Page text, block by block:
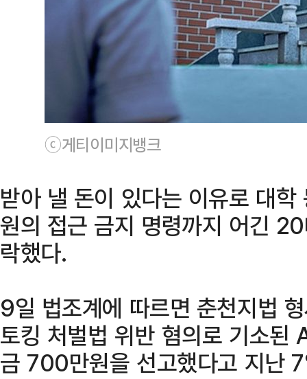
ⓒ게티이미지뱅크
받아 낼 돈이 있다는 이유로 대
원의 접근 금지 명령까지 어긴
락했다.
9일 법조계에 따르면 춘천지법
토킹 처벌법 위반 혐의로 기소
금 700만원을 선고했다고 지난